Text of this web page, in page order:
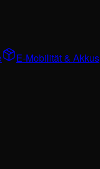
E-Mobilität & Akkus